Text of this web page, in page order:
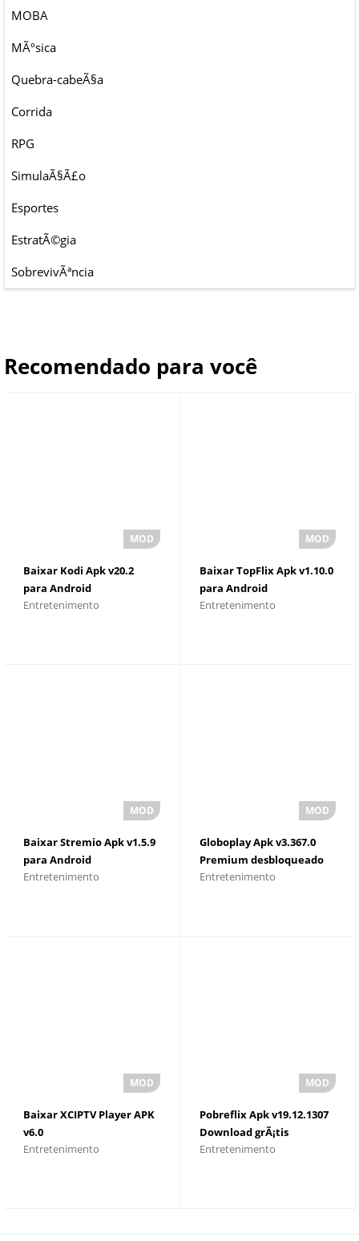
MOBA
MÃºsica
Quebra-cabeÃ§a
Corrida
RPG
SimulaÃ§Ã£o
Esportes
EstratÃ©gia
SobrevivÃªncia
Recomendado para você
Baixar Kodi Apk v20.2
para Android
Entretenimento
Baixar TopFlix Apk v1.10.0
para Android
Entretenimento
Baixar Stremio Apk v1.5.9
para Android
Entretenimento
Globoplay Apk v3.367.0
Premium desbloqueado
Entretenimento
Baixar XCIPTV Player APK
v6.0
Entretenimento
Pobreflix Apk v19.12.1307
Download grÃ¡tis
Entretenimento